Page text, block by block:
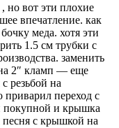
но вот эти плохие​
впечатление. как
меда. хотя эти
1.5 см трубки с
заменить
2″ кламп — еще
резьбой на
переход с
покупной и крышка
песня с крышкой на